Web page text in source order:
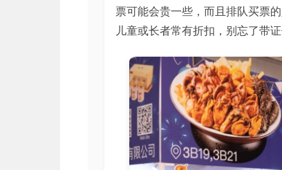
票可能会贵一些，而且排队买票
儿童或长者常有折扣，别忘了带证